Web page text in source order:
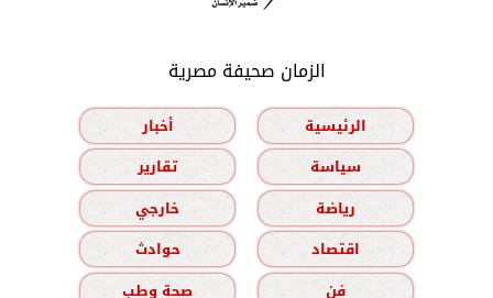
الزمان صحيفة مصرية
الرئيسية
أخبار
سياسة
تقارير
رياضة
خارجي
اقتصاد
حوادث
فن
صحة وطب